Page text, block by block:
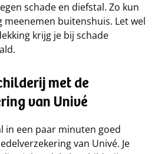
schade en diefstal. Zo kun
buitenshuis. Let wel
krijg je bij schade
met de
van Univé
in een paar minuten goed
van Univé. Je